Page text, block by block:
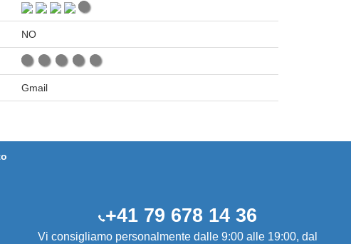
NO
Gmail
+41 79 678 14 36
Vi consigliamo personalmente dalle 9:00 alle 19:00, dal